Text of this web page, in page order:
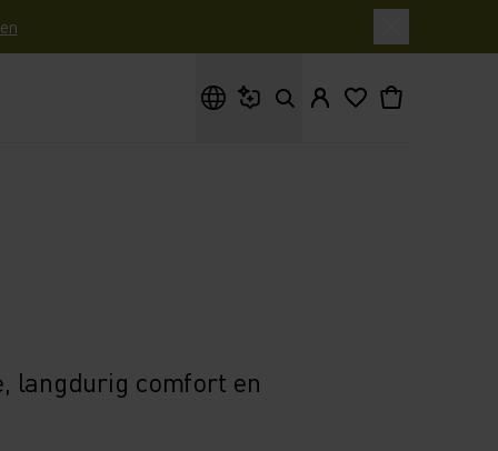
langdurig comfort en